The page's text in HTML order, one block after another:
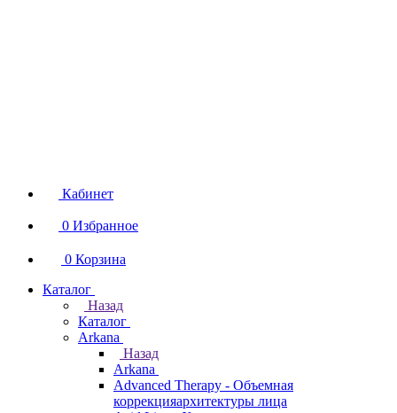
Кабинет
0 Избранное
0 Корзина
Каталог
Назад
Каталог
Arkana
Назад
Arkana
Advanced Therapy - Объемная
коррекцияархитектуры лица